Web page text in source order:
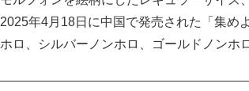
2025年4月18日に中国で発売された「集め
ホロ、シルバーノンホロ、ゴールドノンホ